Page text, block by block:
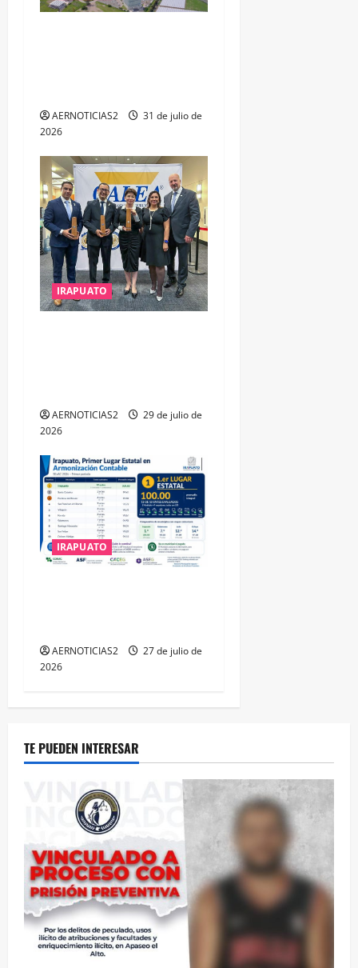
AERNOTICIAS2
31 de julio de
2026
IRAPUATO
AERNOTICIAS2
29 de julio de
2026
IRAPUATO
AERNOTICIAS2
27 de julio de
2026
TE PUEDEN INTERESAR